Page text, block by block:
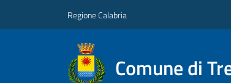
Regione Calabria
Comune di